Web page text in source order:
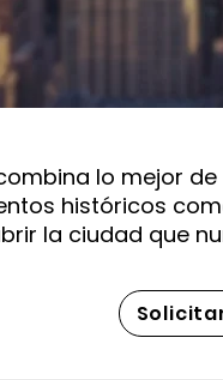
lo mejor
históricos
la ciudad que